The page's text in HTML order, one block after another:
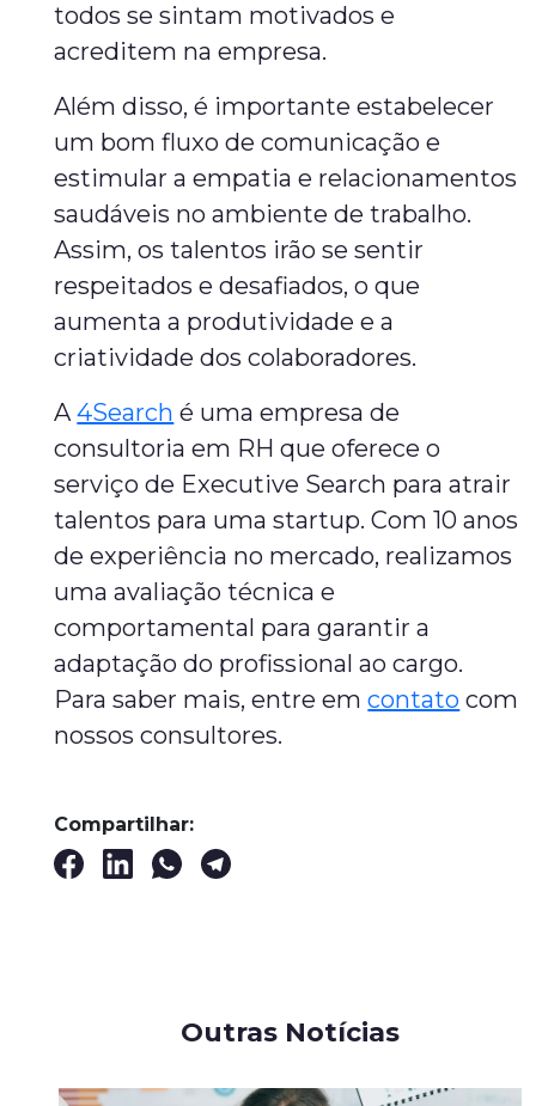
todos se sintam motivados e
acreditem na empresa.
Além disso, é importante estabelecer
um bom fluxo de comunicação e
estimular a empatia e relacionamentos
saudáveis no ambiente de trabalho.
Assim, os talentos irão se sentir
respeitados e desafiados, o que
aumenta a produtividade e a
criatividade dos colaboradores.
A4Search é uma empresa de
consultoria em RH que oferece o
serviço de Executive Search para atrair
talentos para uma startup. Com 10 anos
de experiência no mercado, realizamos
uma avaliação técnica e
comportamental para garantir a
adaptação do profissional ao cargo.
Para saber mais, entre emcontato com
nossos consultores.
Compartilhar:
Outras Notícias